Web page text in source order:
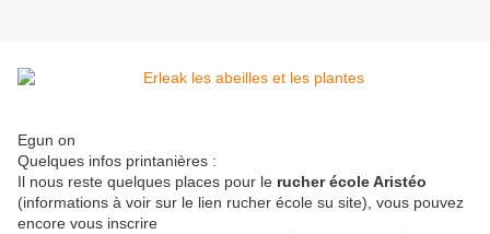
Egun on
Quelques infos printanières :
Il nous reste quelques places pour le rucher école Aristéo
(informations à voir sur le lien rucher école su site), vous pouvez
encore vous inscrire